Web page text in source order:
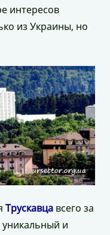
интересов
из Украины, но
Трускавца всего за
уникальный и